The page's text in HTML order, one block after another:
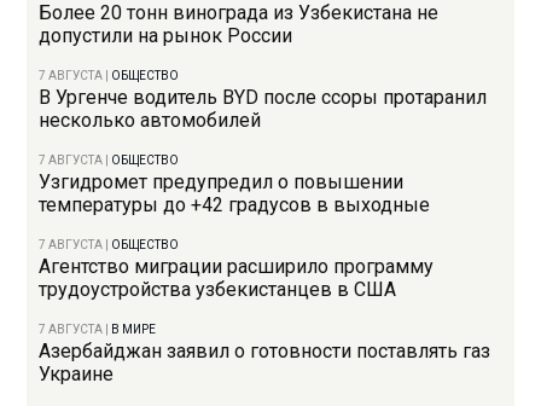
Более 20 тонн винограда из Узбекистана не
допустили на рынок России
7 АВГУСТА ОБЩЕСТВО
В Ургенче водитель BYD после ссоры протаранил
несколько автомобилей
7 АВГУСТА ОБЩЕСТВО
Узгидромет предупредил о повышении
температуры до +42 градусов в выходные
7 АВГУСТА ОБЩЕСТВО
Агентство миграции расширило программу
трудоустройства узбекистанцев в США
7 АВГУСТА В МИРЕ
Азербайджан заявил о готовности поставлять газ
Украине